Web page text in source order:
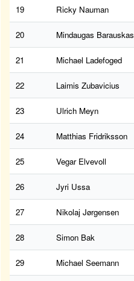
19 Ricky Nauman
20 Mindaugas Barauskas
21 Michael Ladefoged
22 Laimis Zubavicius
23 Ulrich Meyn
24 Matthias Fridriksson
25 Vegar Elvevoll
26 Jyri Ussa
27 Nikolaj Jørgensen
28 Simon Bak
29 Michael Seemann